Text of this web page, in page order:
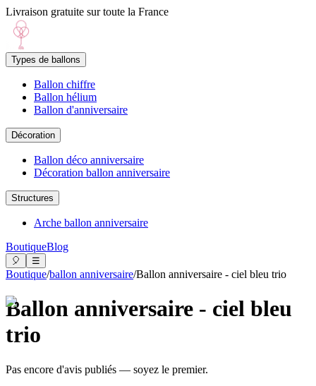
Livraison gratuite sur toute la France
Types de ballons
Ballon chiffre
Ballon hélium
Ballon d'anniversaire
Décoration
Ballon déco anniversaire
Décoration ballon anniversaire
Structures
Arche ballon anniversaire
BoutiqueBlog
🎈 ☰
Boutique/ballon anniversaire/Ballon anniversaire - ciel bleu trio
Ballon anniversaire - ciel bleu
trio
Pas encore d'avis publiés — soyez le premier.